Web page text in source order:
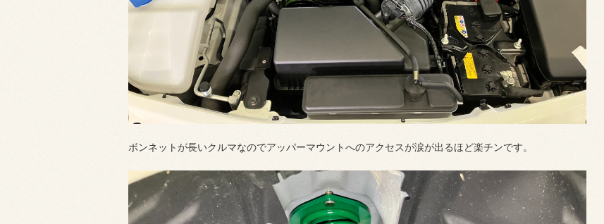
ボンネットが長いクルマなのでアッパーマウントへのアクセスが涙が出るほど楽チンです。